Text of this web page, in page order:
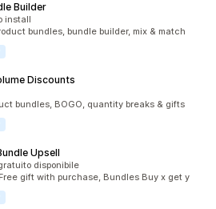
Builder
install
bundles, bundle builder, mix & match
Discounts
bundles, BOGO, quantity breaks & gifts
Upsell
disponibile
gift with purchase, Bundles Buy x get y